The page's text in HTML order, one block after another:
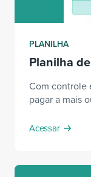
PLANILHA
Planilha
Com controle
pagar a mais
Acessar